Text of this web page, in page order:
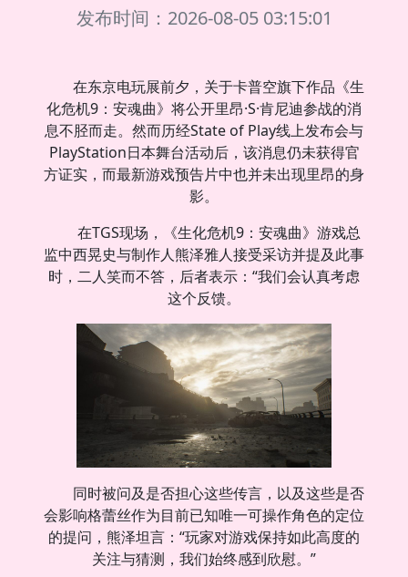
发布时间：2026-08-05 03:15:01
在东京电玩展前夕，关于卡普空旗下作品《生
化危机9：安魂曲》将公开里昂·S·肯尼迪参战的消
息不胫而走。然而历经State of Play线上发布会与
PlayStation日本舞台活动后，该消息仍未获得官
方证实，而最新游戏预告片中也并未出现里昂的身
影。
在TGS现场，《生化危机9：安魂曲》游戏总
监中西晃史与制作人熊泽雅人接受采访并提及此事
时，二人笑而不答，后者表示：“我们会认真考虑
这个反馈。
同时被问及是否担心这些传言，以及这些是否
会影响格蕾丝作为目前已知唯一可操作角色的定位
的提问，熊泽坦言：“玩家对游戏保持如此高度的
关注与猜测，我们始终感到欣慰。”